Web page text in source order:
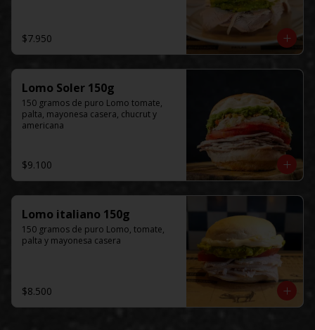
$7.950
Lomo Soler 150g
150 gramos de puro Lomo tomate,
palta, mayonesa casera, chucrut y
americana
$9.100
Lomo italiano 150g
150 gramos de puro Lomo, tomate,
palta y mayonesa casera
$8.500